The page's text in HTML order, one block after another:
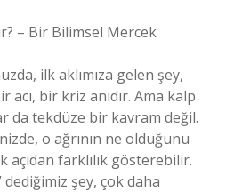
– Bir Bilimsel Mercek
ilk aklımıza gelen şey,
bir kriz anıdır. Ama kalp
da tekdüze bir kavram değil.
o ağrının ne olduğunu
açıdan farklılık gösterebilir.
dediğimiz şey, çok daha